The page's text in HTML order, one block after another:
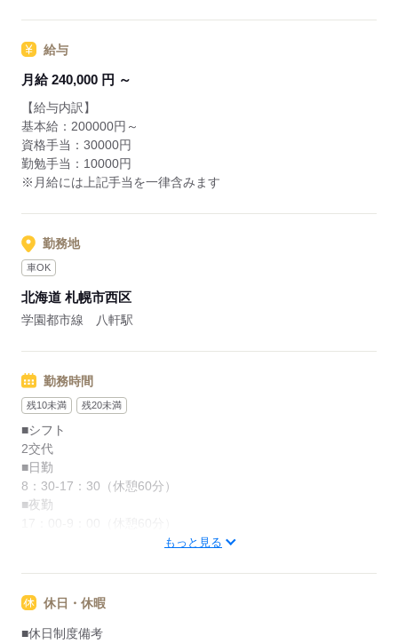
【病院について】
・1日の外来患者数：平均93.1人
・電子カルテ
◆働きやすさ◎
残業ほぼなしのため、ご家庭やプライベートと両立が可能で
す！
また年間休日は115日でメリハリをつけて勤務することができ
ます。
JR八軒駅から徒歩15分、
車通勤も可能（駐車場無料）です◎
給与
月給 240,000 円 ～
【給与内訳】
基本給：200000円～
資格手当：30000円
勤勉手当：10000円
※月給には上記手当を一律含みます
勤務地
車OK
北海道 札幌市西区
学園都市線 八軒駅
勤務時間
残10未満 残20未満
■シフト
2交代
■日勤
8：30-17：30（休憩60分）
■夜勤
もっと見る
休日・休暇
■休日制度備考